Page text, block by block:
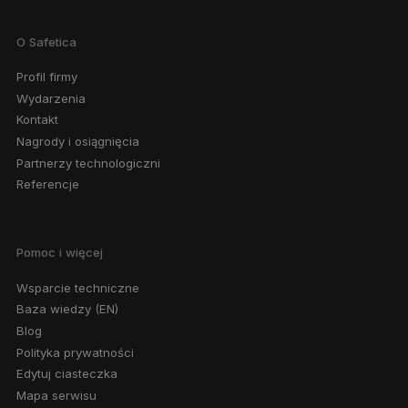
O Safetica
Profil firmy
Wydarzenia
Kontakt
Nagrody i osiągnięcia
Partnerzy technologiczni
Referencje
Pomoc i więcej
Wsparcie techniczne
Baza wiedzy (EN)
Blog
Polityka prywatności
Edytuj ciasteczka
Mapa serwisu